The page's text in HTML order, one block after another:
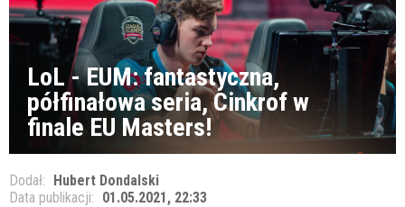
LoL - EUM: fantastyczna,
półfinałowa seria, Cinkrof w
finale EU Masters!
Dodał: Hubert Dondalski
Data publikacji: 01.05.2021, 22:33